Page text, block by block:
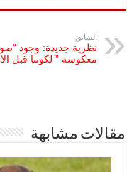
السابق
نظرية جديدة: وجود
معكوسة ” لكوننا قبل
مقالات مشابهة